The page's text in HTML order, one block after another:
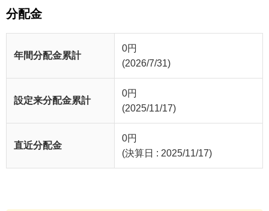
分配金
年間分配金累計
0円
(2026/7/31)
設定来分配金累計
0円
(2025/11/17)
直近分配金
0円
(決算日 : 2025/11/17)